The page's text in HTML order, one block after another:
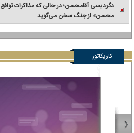
دگردیسی آقامحسن؛ در حالی که مذاکرات
محسن» از جنگ سخن می‌گوید
کاریکاتور